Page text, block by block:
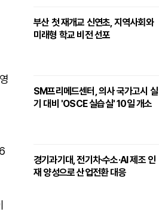
부산 첫 재개교 신연초, 지역사회와
미래형 학교 비전 선포
SM프리메드센터, 의사 국가고시 실
기 대비 'OSCE 실습실' 10일 개소
경기과기대, 전기차·수소·AI 제조 인
재 양성으로 산업전환 대응